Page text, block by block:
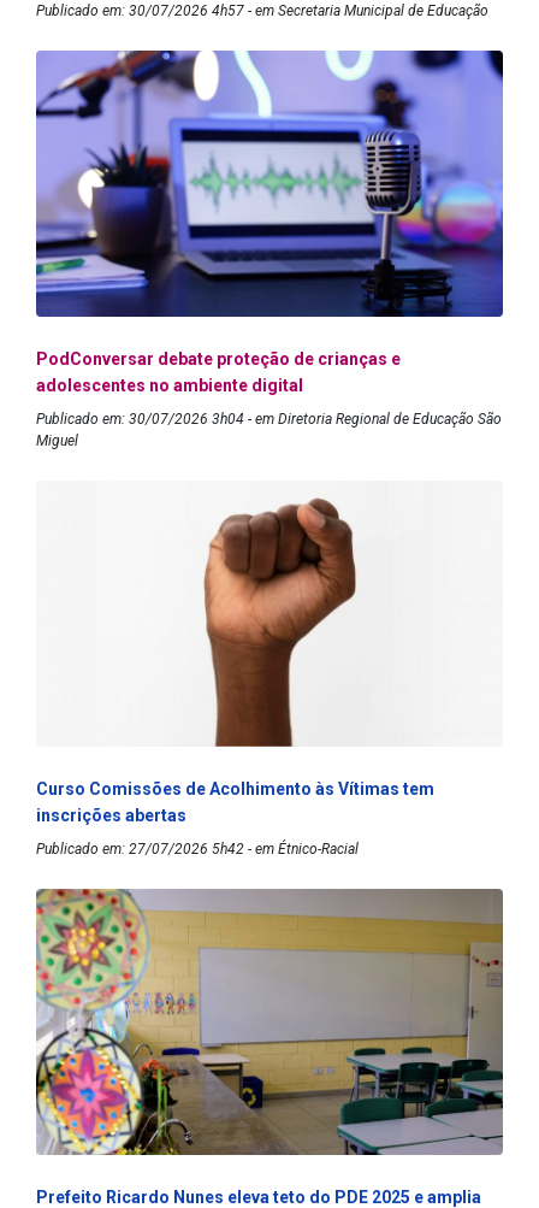
Publicado em: 30/07/2026 4h57 - em Secretaria Municipal de Educação
PodConversar debate proteção de crianças e
adolescentes no ambiente digital
Publicado em: 30/07/2026 3h04 - em Diretoria Regional de Educação São
Miguel
Curso Comissões de Acolhimento às Vítimas tem
inscrições abertas
Publicado em: 27/07/2026 5h42 - em Étnico-Racial
Prefeito Ricardo Nunes eleva teto do PDE 2025 e amplia